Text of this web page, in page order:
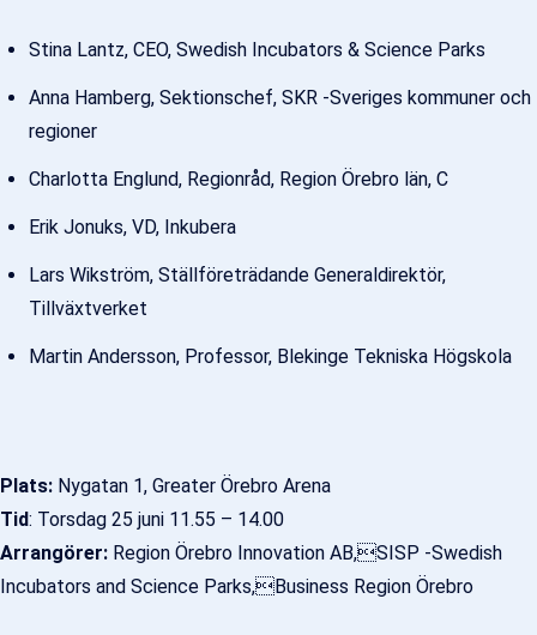
Stina Lantz, CEO, Swedish Incubators & Science Parks
Anna Hamberg, Sektionschef, SKR -Sveriges kommuner och
regioner
Charlotta Englund, Regionråd, Region Örebro län, C
Erik Jonuks, VD, Inkubera
Lars Wikström, Ställföreträdande Generaldirektör,
Tillväxtverket
Martin Andersson, Professor, Blekinge Tekniska Högskola
Plats: Nygatan 1, Greater Örebro Arena
Tid: Torsdag 25 juni 11.55 – 14.00
Arrangörer: Region Örebro Innovation AB,SISP -Swedish
Incubators and Science Parks,Business Region Örebro